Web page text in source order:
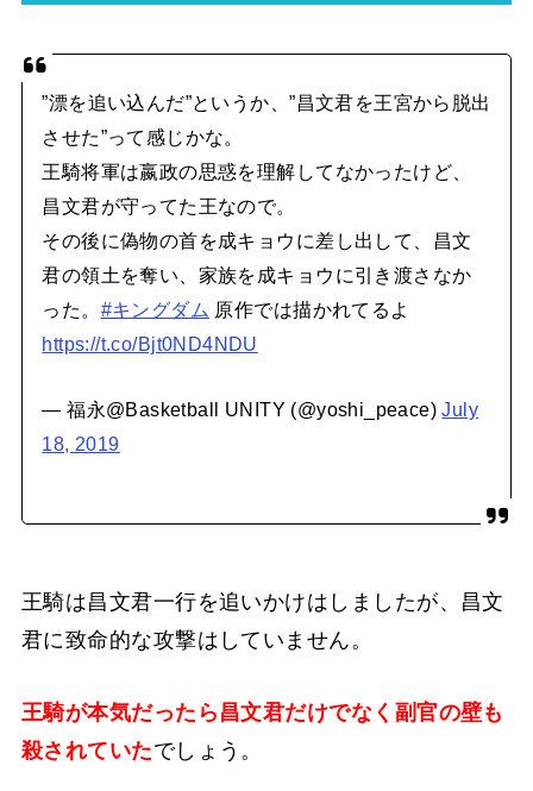
”漂を追い込んだ”というか、”昌文君を王宮から脱出
させた”って感じかな。
王騎将軍は嬴政の思惑を理解してなかったけど、
昌文君が守ってた王なので。
その後に偽物の首を成キョウに差し出して、昌文
君の領土を奪い、家族を成キョウに引き渡さなか
った。 #キングダム 原作では描かれてるよ
https://t.co/Bjt0ND4NDU
— 福永@Basketball UNITY (@yoshi_peace)July
18, 2019
王騎は昌文君一行を追いかけはしましたが、昌文
君に致命的な攻撃はしていません。
王騎が本気だったら昌文君だけでなく副官の壁も
殺されていたでしょう。